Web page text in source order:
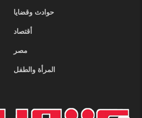
حوادث وقضايا
أقتصاد
مصر
المرأة والطفل